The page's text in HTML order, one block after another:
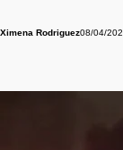
Ximena Rodriguez08/04/